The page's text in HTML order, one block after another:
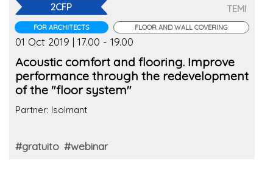
2CFP
FOR ARCHITECTS
TEMI
FLOOR AND WALL COVERING
01 Oct 2019 | 17.00 - 19.00
Acoustic comfort and flooring. Improve
performance through the redevelopment
of the "floor system"
Partner: Isolmant
#gratuito #webinar